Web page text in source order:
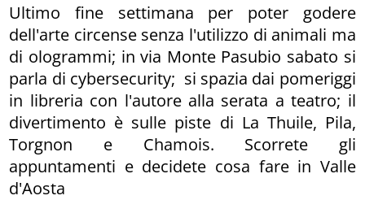
Ultimo fine settimana per poter godere
dell'arte circense senza l'utilizzo di animali ma
di ologrammi; in via Monte Pasubio sabato si
parla di cybersecurity; si spazia dai pomeriggi
in libreria con l'autore alla serata a teatro; il
divertimento è sulle piste di La Thuile, Pila,
Torgnon e Chamois. Scorrete gli
appuntamenti e decidete cosa fare in Valle
d'Aosta